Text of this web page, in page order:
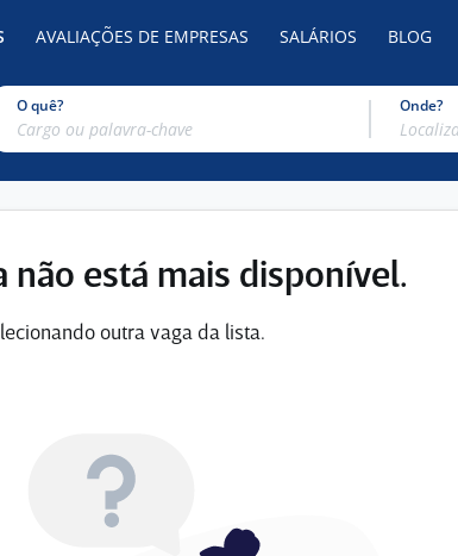
AVALIAÇÕES DE EMPRESAS SALÁRIOS BLOG
O quê? Onde?
não está mais disponível.
outra vaga da lista.